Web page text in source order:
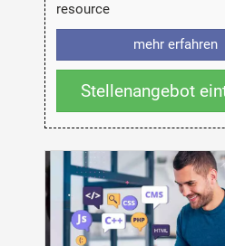
resource
mehr erfahren
Stellenangebot